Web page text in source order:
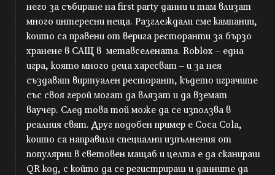
него за събиране на first party данни и там влизат
много интересни неща. Разглеждали сме кампании,
които са правени от верига ресторанти за бързо
хранене в САЩ в метавселената. Roblox – една
игра, която много деца харесват – и за нея
създават виртуален ресторант, където играчите
със своя герой могат да влязат и да вземат
ваучер. След това той може да се използва в
реалния свят. Друг подобен пример е Coca Cola,
които са направили специални изпълнения от
популярни в световен мащаб и целта е да сканираш
QR код, с който да се регистрираш и данните да